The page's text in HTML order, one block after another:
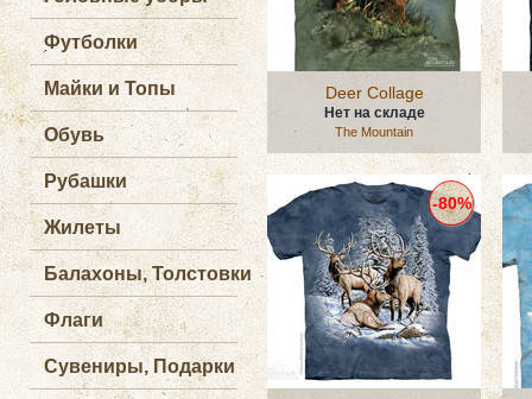
Футболки
Майки и Топы
Обувь
Рубашки
Жилеты
Балахоны, Толстовки
Флаги
Сувениры, Подарки
Deer Collage
Нет на складе
The Mountain
-80%